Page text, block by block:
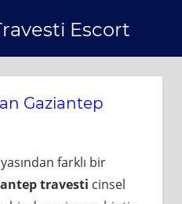
Escort
Gaziantep
farklı bir
travesti cinsel